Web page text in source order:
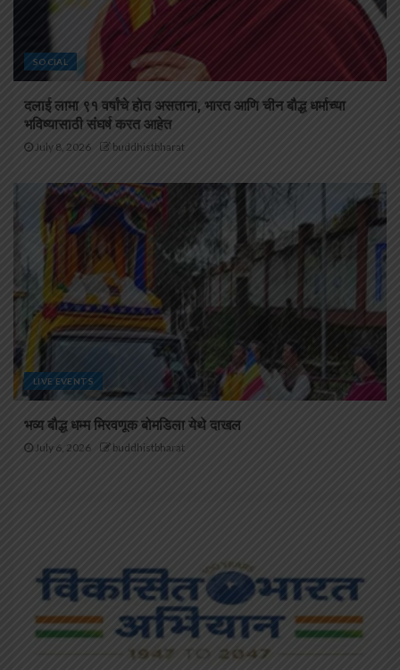
SOCIAL
दलाई लामा ९१ वर्षांचे होत असताना, भारत आणि चीन बौद्ध धर्माच्या
भविष्यासाठी संघर्ष करत आहेत
July 8, 2026 buddhistbharat
LIVE EVENTS
भव्य बौद्ध धम्म मिरवणूक बोमडिला येथे दाखल
July 6, 2026 buddhistbharat